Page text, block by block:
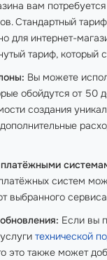
вам
Стандартный
для интернет-
тариф, который
Вы можете
обойдутся от 50
создания
систем
выбранного
Если вы
технической
это также может